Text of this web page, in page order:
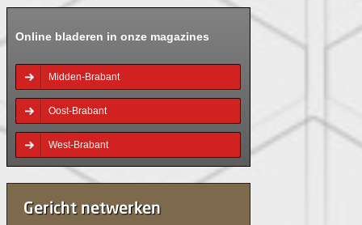
Online bladeren in onze magazines
Midden-Brabant
Oost-Brabant
West-Brabant
Gericht netwerken